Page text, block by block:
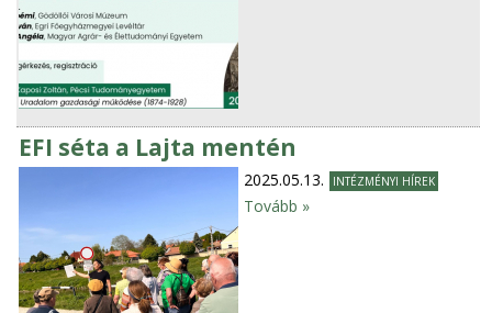
EFI séta a Lajta mentén
2025.05.13. INTÉZMÉNYI HÍREK
Tovább »